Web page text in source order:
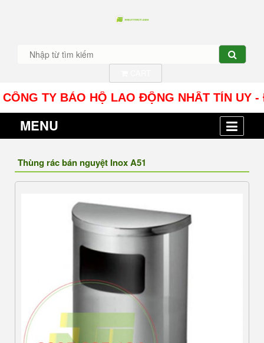
TY BẢO HỘ LAO ĐỘNG NHÂT TÍN UY -
MENU
Thùng rác bán nguyệt Inox A51